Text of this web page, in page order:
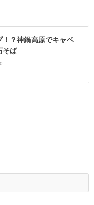
？神鍋高原でキャベ
そば
0